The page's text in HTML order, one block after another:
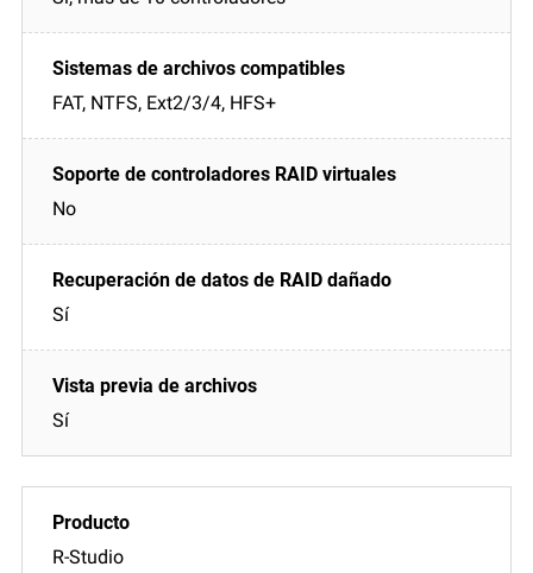
FAT, NTFS, Ext2/3/4, HFS+
No
Sí
Sí
R-Studio